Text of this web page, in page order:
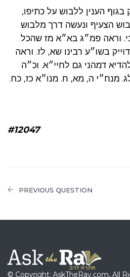
בגוף הענין ללבוש על כתיפו,
הצעיף ונעשה דרך מלבוש
וראה פמ״ג בא״א מז שהכל
בשו״ע רבינו שא, לז. וראה
דמהני גם לחיי״א. וכ״ה
מנח״י ה, מא, ח. מנו״א כז, כח.
#12047
PREVIOUS QUESTION
© Copyright: AskTheRav.com, All